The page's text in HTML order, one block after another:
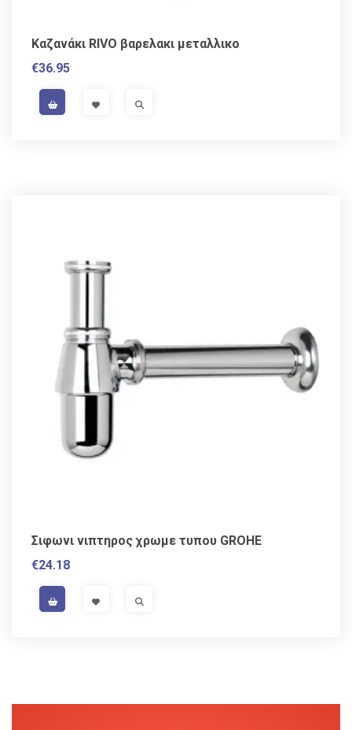
Καζανάκι RIVO βαρελακι μεταλλικο
€36.95
VISIT LINKVISIT LINK
Σιφωνι νιπτηρος χρωμε τυπου GROHE
€24.18
VISIT LINKVISIT LINK